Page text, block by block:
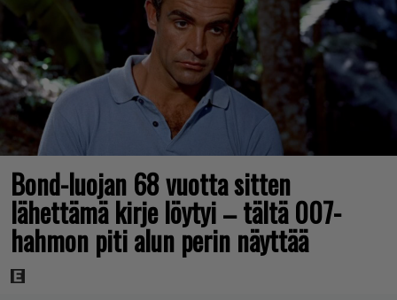
Bond-luojan 68 vuotta sitten
lähettämä kirje löytyi – tältä 007-
hahmon piti alun perin näyttää